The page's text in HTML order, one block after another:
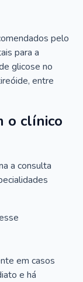
pelo
para a
glicose no
entre
o clínico
a consulta
em casos
e há